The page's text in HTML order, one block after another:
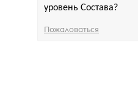
уровень Состава?
Пожаловаться